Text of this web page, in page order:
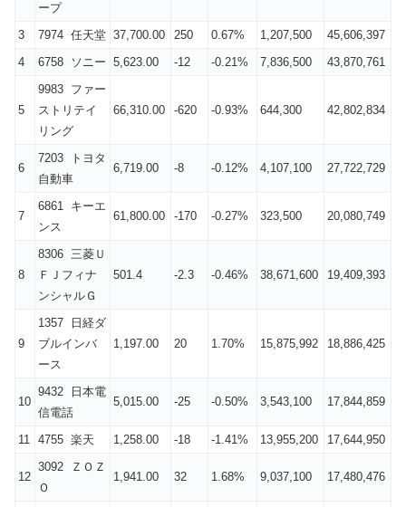
ープ
3
7974 任天堂 37,700.00 250 0.67% 1,207,500
45,606,397
4
6758 ソニー 5,623.00 -12 -0.21% 7,836,500 43,870,761
5
9983 ファー
ストリテイ
リング
66,310.00 -620 -0.93% 644,300 42,802,834
6
7203 トヨタ
自動車
6,719.00 -8 -0.12% 4,107,100 27,722,729
7
6861 キーエ
ンス
61,800.00 -170 -0.27% 323,500 20,080,749
8
8306 三菱Ｕ
ＦＪフィナ
ンシャルＧ
501.4 -2.3 -0.46% 38,671,600 19,409,393
9
1357 日経ダ
ブルインバ
ース
1,197.00 20 1.70% 15,875,992 18,886,425
10
9432 日本電
信電話
5,015.00 -25 -0.50% 3,543,100 17,844,859
11 4755 楽天 1,258.00 -18 -1.41% 13,955,200 17,644,950
12
3092 ＺＯＺ
Ｏ
1,941.00 32 1.68% 9,037,100 17,480,476